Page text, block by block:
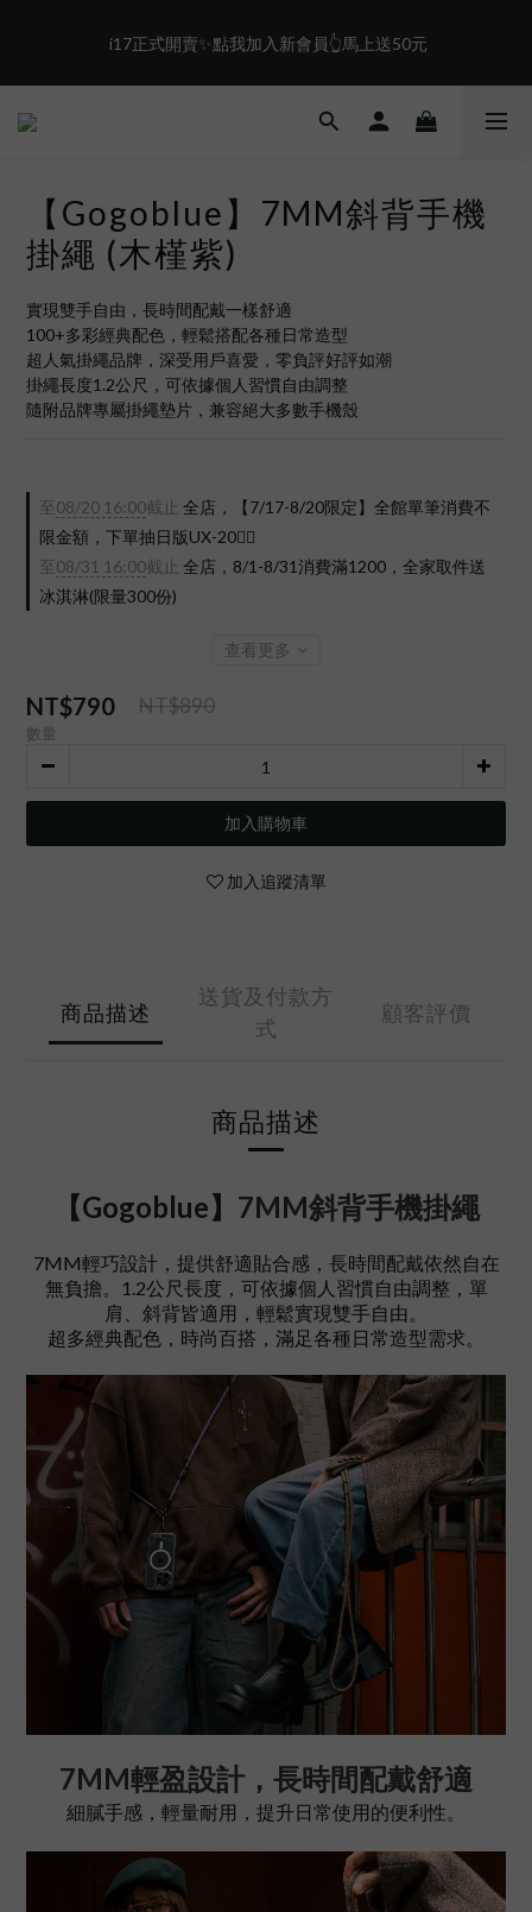
盛夏限定☀️週週抽LINE POINT｜滿1000即享免運
2
1
0
4
3
2
i17正式開賣✨點我加入新會員👆馬上送50元
盛夏限定☀️週週抽LINE POINT｜滿1000即享免運
【Gogoblue】7MM斜背手機
掛繩 (木槿紫)
實現雙手自由，長時間配戴一樣舒適
100+多彩經典配色，輕鬆搭配各種日常造型
超人氣掛繩品牌，深受用戶喜愛，零負評好評如潮
掛繩長度1.2公尺，可依據個人習慣自由調整
隨附品牌專屬掛繩墊片，兼容絕大多數手機殼
至08/20 16:00截止
全店，【7/17-8/20限定】全館單筆消費不
限金額，下單抽日版UX-20❤️‍🔥
至08/31 16:00截止
全店，8/1-8/31消費滿1200，全家取件送
冰淇淋(限量300份)
查看更多
NT$790 NT$890
數量
加入購物車
加入追蹤清單
商品描述
送貨及付款方
式
顧客評價
商品描述
【Gogoblue】 7MM斜背手機掛繩
7MM輕巧設計，提供舒適貼合感，長時間配戴依然自在
無負擔。1.2公尺長度，可依據個人習慣自由調整，單
肩、斜背皆適用，輕鬆實現雙手自由。
超多經典配色，時尚百搭，滿足各種日常造型需求。
7MM輕盈設計，長時間配戴舒適
細膩手感，輕量耐用，提升日常使用的便利性。